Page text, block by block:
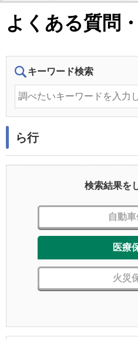
よくある質問
キーワード検索
ら行
検索結果を
自動
医療
火災